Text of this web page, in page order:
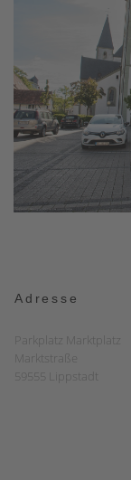
Adresse
Parkplatz Marktplatz
Marktstraße
59555 Lippstadt